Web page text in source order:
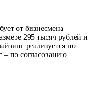
от бизнесмена
295 тысяч рублей и
реализуется по
– по согласованию